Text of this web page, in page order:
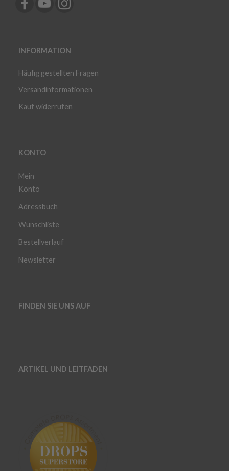
INFORMATION
Häufig gestellten Fragen
Versandinformationen
Kauf widerrufen
KONTO
Mein
Konto
Adressbuch
Wunschliste
Bestellverlauf
Newsletter
FINDEN SIE UNS AUF
ARTIKEL UND LEITFADEN